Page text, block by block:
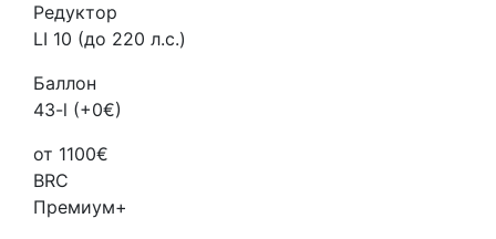
Редуктор
LI 10 (до 220 л.с.)
Баллон
43-l (+0€)
от 1100€
BRC
Премиум+